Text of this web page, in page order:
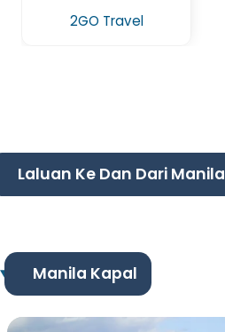
2GO Travel
Laluan Ke Dan Dari Manila
Manila Kapal